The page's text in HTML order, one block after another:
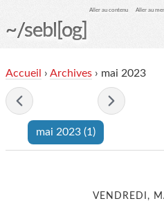
Aller au contenu Aller au
~/sebl[og]
Accueil › Archives › mai 2023
mai 2023 (1)
VENDREDI,